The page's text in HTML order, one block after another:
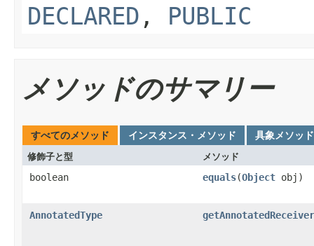
DECLARED , PUBLIC
メソッドのサマリー
すべてのメソッド インスタンス・メソッド 具象メソッド
修飾子と型 メソッド
boolean equals(Object obj)
AnnotatedType